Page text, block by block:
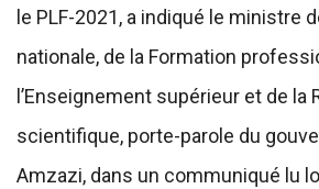
le PLF-2021, a indiqué le ministre
nationale, de la Formation
l’Enseignement supérieur et de la
scientifique, porte-parole du
Amzazi, dans un communiqué lu